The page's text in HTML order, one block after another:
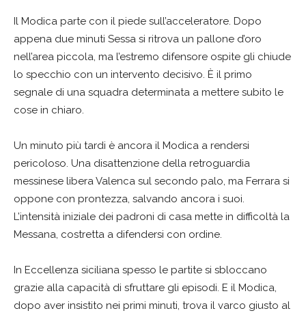
Il Modica parte con il piede sull’acceleratore. Dopo
appena due minuti Sessa si ritrova un pallone d’oro
nell’area piccola, ma l’estremo difensore ospite gli chiude
lo specchio con un intervento decisivo. È il primo
segnale di una squadra determinata a mettere subito le
cose in chiaro.
Un minuto più tardi è ancora il Modica a rendersi
pericoloso. Una disattenzione della retroguardia
messinese libera Valenca sul secondo palo, ma Ferrara si
oppone con prontezza, salvando ancora i suoi.
L’intensità iniziale dei padroni di casa mette in difficoltà la
Messana, costretta a difendersi con ordine.
In Eccellenza siciliana spesso le partite si sbloccano
grazie alla capacità di sfruttare gli episodi. E il Modica,
dopo aver insistito nei primi minuti, trova il varco giusto al